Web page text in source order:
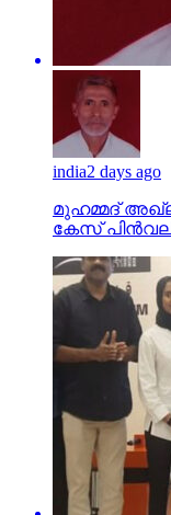
india2 days ago
മുഹമ്മദ്
കേസ്